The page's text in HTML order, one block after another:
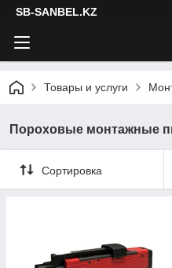
SB-SANBEL.KZ
Товары и услуги
Пороховые монтажные
Сортировка